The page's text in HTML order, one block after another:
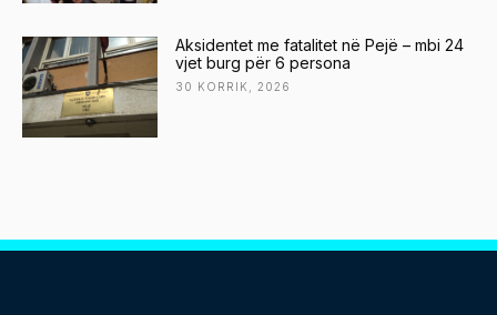
Aksidentet me fatalitet në Pejë – mbi 24
vjet burg për 6 persona
30 KORRIK, 2026